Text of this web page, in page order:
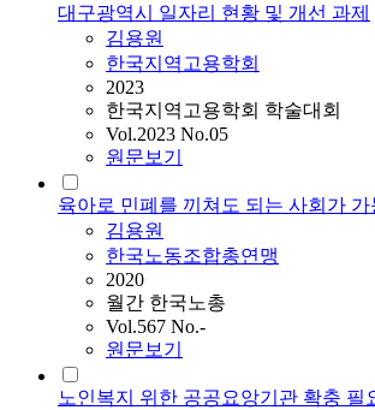
대구광역시 일자리 현황 및 개선 과제
김용원
한국지역고용학회
2023
한국지역고용학회 학술대회
Vol.2023 No.05
원문보기
육아로 민폐를 끼쳐도 되는 사회가 가
김용원
한국노동조합총연맹
2020
월간 한국노총
Vol.567 No.-
원문보기
노인복지 위한 공공요앙기관 확충 필